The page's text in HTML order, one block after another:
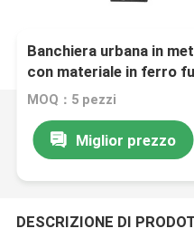
Banchiera urbana in
con materiale in ferro
MOQ：5 pezzi
Miglior prezzo
DESCRIZIONE DI